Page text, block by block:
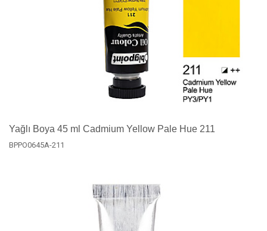
Yağlı Boya 45 ml Cadmium Yellow Pale Hue 211
BPPO0645A-211